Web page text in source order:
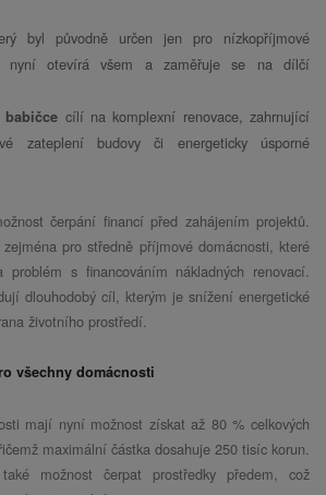
byl původně určen jen pro nízkopříjmové
nyní otevírá všem a zaměřuje se na dílčí
cílí na komplexní renovace, zahrnující
zateplení budovy či energeticky úsporné
čerpání financí před zahájením projektů.
pro středně příjmové domácnosti, které
s financováním nákladných renovací.
dlouhodobý cíl, kterým je snížení energetické
životního prostředí.
všechny domácnosti
mají nyní možnost získat až 80 % celkových
maximální částka dosahuje 250 tisíc korun.
možnost čerpat prostředky předem, což